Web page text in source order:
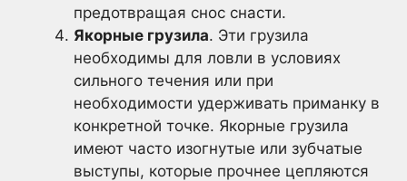
предотвращая снос снасти.
Якорные грузила. Эти грузила
необходимы для ловли в условиях
сильного течения или при
необходимости удерживать приманку в
конкретной точке. Якорные грузила
имеют часто изогнутые или зубчатые
выступы, которые прочнее цепляются